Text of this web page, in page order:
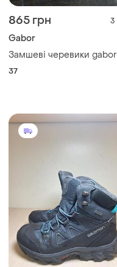
865 грн 3
Gabor
Замшеві черевики gabor
37